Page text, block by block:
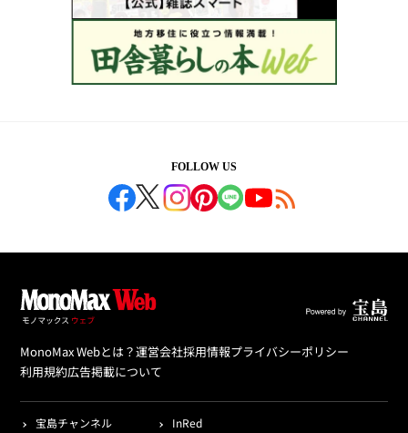
FOLLOW US
MonoMax Webとは？運営会社採用情報プライバシーポリシー
利用規約広告掲載について
宝島チャンネル
InRed